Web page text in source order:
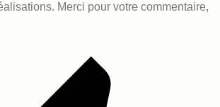
Merci pour votre commentaire,